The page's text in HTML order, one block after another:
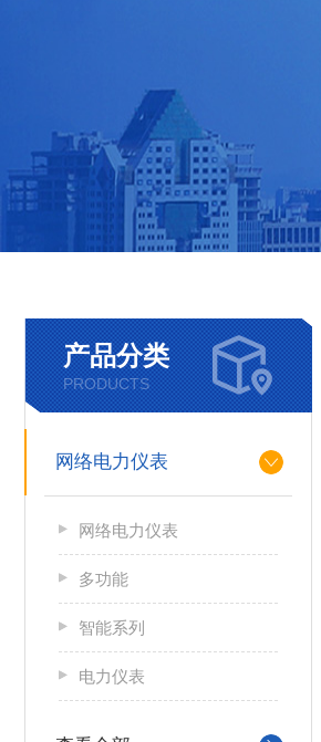
产品分类
PRODUCTS
网络电力仪表
网络电力仪表
多功能
智能系列
电力仪表